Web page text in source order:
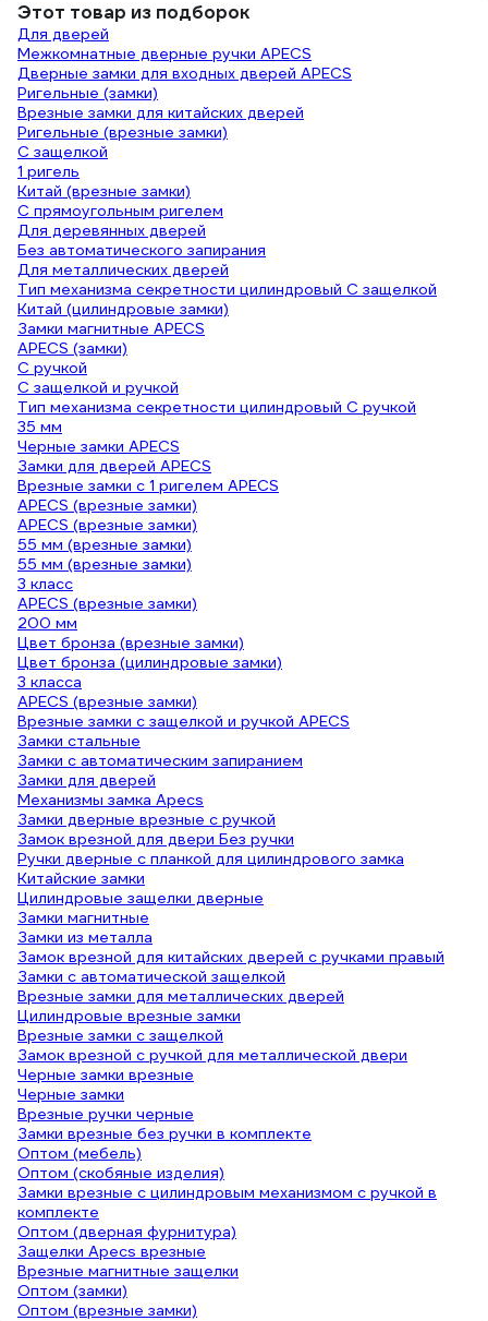
Этот товар из подборок
Для дверей
Межкомнатные дверные ручки APECS
Дверные замки для входных дверей APECS
Ригельные (замки)
Врезные замки для китайских дверей
Ригельные (врезные замки)
С защелкой
1 ригель
Китай (врезные замки)
С прямоугольным ригелем
Для деревянных дверей
Без автоматического запирания
Для металлических дверей
Тип механизма секретности цилиндровый С защелкой
Китай (цилиндровые замки)
Замки магнитные APECS
APECS (замки)
С ручкой
С защелкой и ручкой
Тип механизма секретности цилиндровый С ручкой
35 мм
Черные замки APECS
Замки для дверей APECS
Врезные замки с 1 ригелем APECS
APECS (врезные замки)
APECS (врезные замки)
55 мм (врезные замки)
55 мм (врезные замки)
3 класс
APECS (врезные замки)
200 мм
Цвет бронза (врезные замки)
Цвет бронза (цилиндровые замки)
3 класса
APECS (врезные замки)
Врезные замки с защелкой и ручкой APECS
Замки стальные
Замки с автоматическим запиранием
Замки для дверей
Механизмы замка Apecs
Замки дверные врезные с ручкой
Замок врезной для двери Без ручки
Ручки дверные с планкой для цилиндрового замка
Китайские замки
Цилиндровые защелки дверные
Замки магнитные
Замки из металла
Замок врезной для китайских дверей с ручками правый
Замки с автоматической защелкой
Врезные замки для металлических дверей
Цилиндровые врезные замки
Врезные замки с защелкой
Замок врезной с ручкой для металлической двери
Черные замки врезные
Черные замки
Врезные ручки черные
Замки врезные без ручки в комплекте
Оптом (мебель)
Оптом (скобяные изделия)
Замки врезные с цилиндровым механизмом с ручкой в
комплекте
Оптом (дверная фурнитура)
Защелки Apecs врезные
Врезные магнитные защелки
Оптом (замки)
Оптом (врезные замки)